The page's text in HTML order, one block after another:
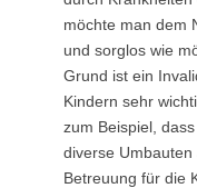
möchte man dem
und sorglos wie
Grund ist ein
Kindern sehr
zum Beispiel,
diverse
Betreuung für die